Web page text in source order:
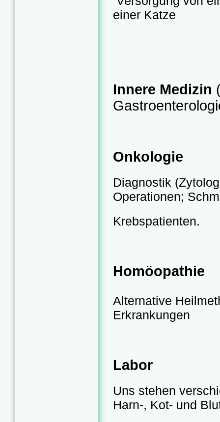
einer Katze
Innere Medizin
Onkologie
Diagnostik
Operationen;
Krebspatienten.
Homöopathie
Alternative
Erkrankungen
Labor
Uns stehen
Harn-, Kot- und